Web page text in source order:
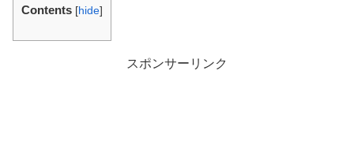
Contents [hide]
スポンサーリンク